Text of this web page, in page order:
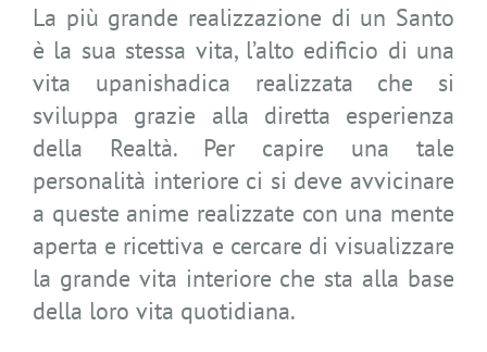
La più grande realizzazione di un Santo
è la sua stessa vita, l’alto edificio di una
vita upanishadica realizzata che si
sviluppa grazie alla diretta esperienza
della Realtà. Per capire una tale
personalità interiore ci si deve avvicinare
a queste anime realizzate con una mente
aperta e ricettiva e cercare di visualizzare
la grande vita interiore che sta alla base
della loro vita quotidiana.